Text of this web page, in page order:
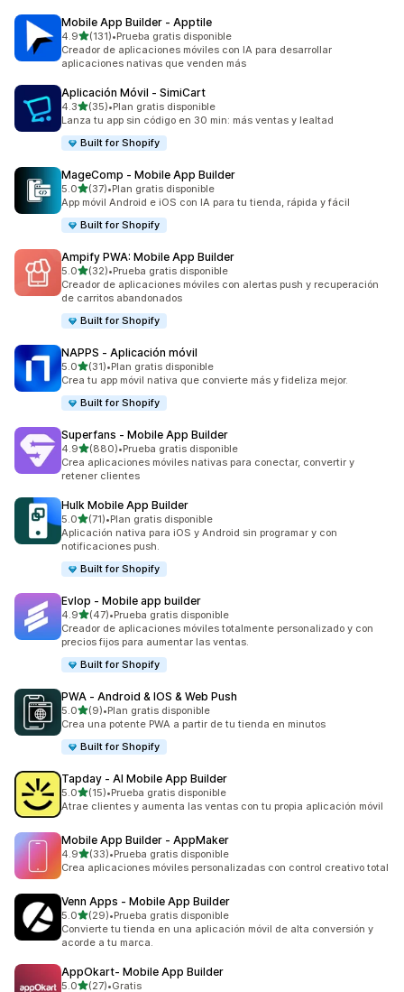
Mobile App Builder ‑ Apptile
4.9de 5 estrellas
(131)
131 reseñas en total
•Prueba gratis disponible
Creador de aplicaciones móviles con IA para desarrollar
aplicaciones nativas que venden más
Aplicación Móvil ‑ SimiCart
4.3de 5 estrellas
(35)
35 reseñas en total
•Plan gratis disponible
Lanza tu app sin código en 30 min: más ventas y lealtad
Built for Shopify
MageComp ‑ Mobile App Builder
5.0de 5 estrellas
(37)
37 reseñas en total
•Plan gratis disponible
App móvil Android e iOS con IA para tu tienda, rápida y fácil
Built for Shopify
Ampify PWA: Mobile App Builder
5.0de 5 estrellas
(32)
32 reseñas en total
•Prueba gratis disponible
Creador de aplicaciones móviles con alertas push y recuperación
de carritos abandonados
Built for Shopify
NAPPS ‑ Aplicación móvil
5.0de 5 estrellas
(31)
31 reseñas en total
•Plan gratis disponible
Crea tu app móvil nativa que convierte más y fideliza mejor.
Built for Shopify
Superfans ‑ Mobile App Builder
4.9de 5 estrellas
(880)
880 reseñas en total
•Prueba gratis disponible
Crea aplicaciones móviles nativas para conectar, convertir y
retener clientes
Hulk Mobile App Builder
5.0de 5 estrellas
(71)
71 reseñas en total
•Plan gratis disponible
Aplicación nativa para iOS y Android sin programar y con
notificaciones push.
Built for Shopify
Evlop ‑ Mobile app builder
4.9de 5 estrellas
(47)
47 reseñas en total
•Prueba gratis disponible
Creador de aplicaciones móviles totalmente personalizado y con
precios fijos para aumentar las ventas.
Built for Shopify
PWA ‑ Android & IOS & Web Push
5.0de 5 estrellas
(9)
9 reseñas en total
•Plan gratis disponible
Crea una potente PWA a partir de tu tienda en minutos
Built for Shopify
Tapday ‑ AI Mobile App Builder
5.0de 5 estrellas
(15)
15 reseñas en total
•Prueba gratis disponible
Atrae clientes y aumenta las ventas con tu propia aplicación móvil
Mobile App Builder ‑ AppMaker
4.9de 5 estrellas
(33)
33 reseñas en total
•Prueba gratis disponible
Crea aplicaciones móviles personalizadas con control creativo total
Venn Apps ‑ Mobile App Builder
5.0de 5 estrellas
(29)
29 reseñas en total
•Prueba gratis disponible
Convierte tu tienda en una aplicación móvil de alta conversión y
acorde a tu marca.
AppOkart‑ Mobile App Builder
5.0de 5 estrellas
(27)•Gratis